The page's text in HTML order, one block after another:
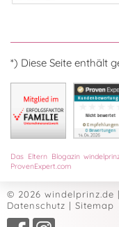
*) Diese Seite enthält
Das Eltern Blogazin
ProvenExpert.com
© 2026 windelprinz.de |
Datenschutz | Sitemap